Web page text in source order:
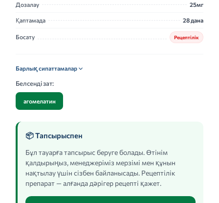
Дозалау 25мг
Қаптамада 28 дана
Босату Рецептілік
Барлық сипаттамалар
Белсенді зат:
агомелатин
📦 Тапсырыспен
Бұл тауарға тапсырыс беруге болады. Өтінім
қалдырыңыз, менеджеріміз мерзімі мен құнын
нақтылау үшін сізбен байланысады. Рецептілік
препарат — алғанда дәрігер рецепті қажет.